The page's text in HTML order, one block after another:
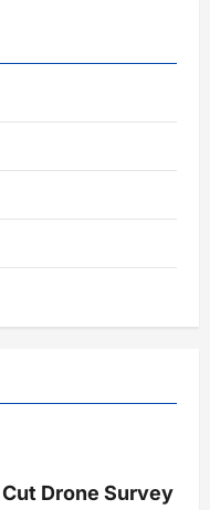
Drone Survey